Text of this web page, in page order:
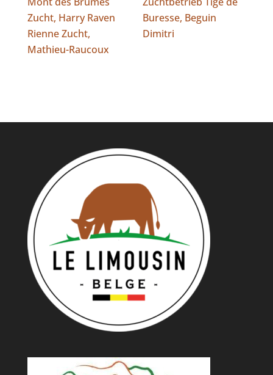
Zucht, Harry Raven
Rienne Zucht,
Mathieu-Raucoux
Buresse, Beguin
Dimitri